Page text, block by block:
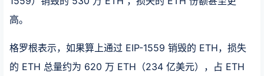
高。
格罗根表示，如果算上通过 EIP-1559 销毁的 ETH，损失
的 ETH 总量约为 620 万 ETH（234 亿美元），占 ETH